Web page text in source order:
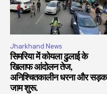
Jharkhand News
सिमरिया में कोयला ढुलाई के
खिलाफ आंदोलन तेज,
अनिश्चितकालीन धरना और सड़क
जाम शुरू.